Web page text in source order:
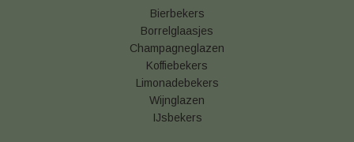
Bierbekers
Borrelglaasjes
Champagneglazen
Koffiebekers
Limonadebekers
Wijnglazen
IJsbekers